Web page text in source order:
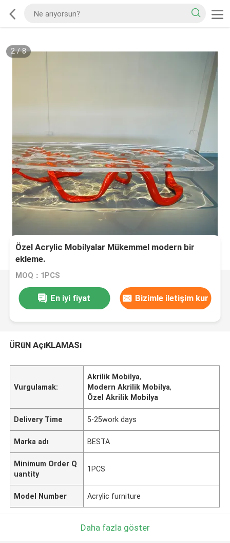
2/8
Özel Acrylic Mobilyalar Mükemmel modern bir
ekleme.
MOQ：1PCS
En iyi fiyat Bizimle iletişim kur
ÜRüN AçıKLAMASı
Vurgulamak:
Akrilik Mobilya,
Modern Akrilik Mobilya,
Özel Akrilik Mobilya
Delivery Time 5-25work days
Marka adı BESTA
Minimum Order Q
uantity
1PCS
Model Number Acrylic furniture
Daha fazla göster